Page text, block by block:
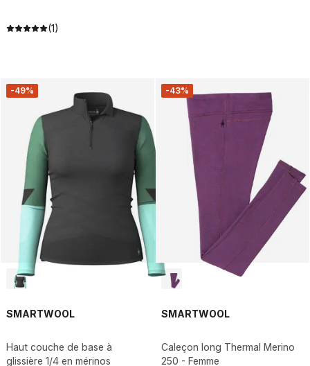
(1)
-49%
SMARTWOOL
Haut couche de base à
glissière 1/4 en mérinos
-43%
SMARTWOOL
Caleçon long Thermal Merino
250 - Femme